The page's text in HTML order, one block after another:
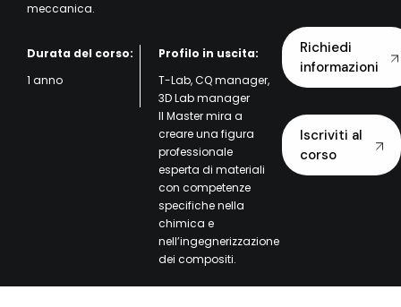
meccanica.
Durata del corso:
1 anno
Profilo in uscita:
T-Lab, CQ manager,
3D Lab manager
Il Master mira a
creare una figura
professionale
esperta di materiali
con competenze
specifiche nella
chimica e
nell’ingegnerizzazione
dei compositi.
Richiedi
informazioni
Iscriviti al
corso